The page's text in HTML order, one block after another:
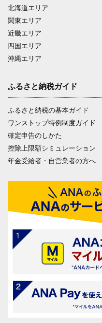
北海道エリア
関東エリア
近畿エリア
四国エリア
沖縄エリア
ふるさと納税ガイド
ふるさと納税の基本ガイド
ワンストップ特例制度ガイド
確定申告のしかた
控除上限額シミュレーション
年金受給者・自営業者の方へ